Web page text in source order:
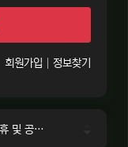
회원가입 정보찾기
⛔람보티비 [배너 제휴 및 공식 입점 문의 안내]